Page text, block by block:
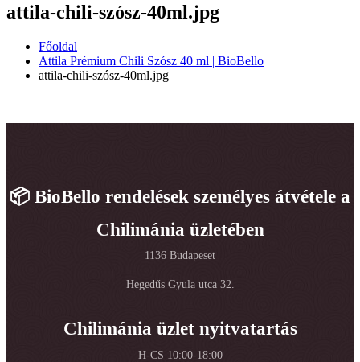
attila-chili-szósz-40ml.jpg
Főoldal
Attila Prémium Chili Szósz 40 ml | BioBello
attila-chili-szósz-40ml.jpg
📦 BioBello rendelések személyes átvétele a
Chilimánia üzletében
1136 Budapeset
Hegedűs Gyula utca 32.
Chilimánia üzlet nyitvatartás
H-CS 10:00-18:00